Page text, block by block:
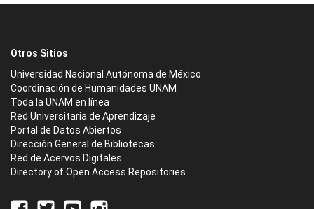
Otros Sitios
Universidad Nacional Autónoma de México
Coordinación de Humanidades UNAM
Toda la UNAM en línea
Red Universitaria de Aprendizaje
Portal de Datos Abiertos
Dirección General de Bibliotecas
Red de Acervos Digitales
Directory of Open Access Repositories